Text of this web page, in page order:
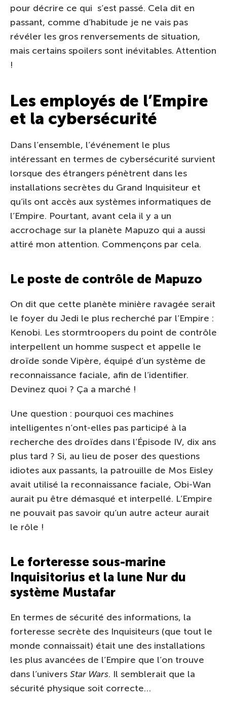
pour décrire ce qui s’est passé. Cela dit en
passant, comme d’habitude je ne vais pas
révéler les gros renversements de situation,
mais certains spoilers sont inévitables. Attention
!
Les employés de l’Empire
et la cybersécurité
Dans l’ensemble, l’événement le plus
intéressant en termes de cybersécurité survient
lorsque des étrangers pénètrent dans les
installations secrètes du Grand Inquisiteur et
qu’ils ont accès aux systèmes informatiques de
l’Empire. Pourtant, avant cela il y a un
accrochage sur la planète Mapuzo qui a aussi
attiré mon attention. Commençons par cela.
Le poste de contrôle de Mapuzo
On dit que cette planète minière ravagée serait
le foyer du Jedi le plus recherché par l’Empire :
Kenobi. Les stormtroopers du point de contrôle
interpellent un homme suspect et appelle le
droïde sonde Vipère, équipé d’un système de
reconnaissance faciale, afin de l’identifier.
Devinez quoi ? Ça a marché !
Une question : pourquoi ces machines
intelligentes n’ont-elles pas participé à la
recherche des droïdes dans l’Épisode IV, dix ans
plus tard ? Si, au lieu de poser des questions
idiotes aux passants, la patrouille de Mos Eisley
avait utilisé la reconnaissance faciale, Obi-Wan
aurait pu être démasqué et interpellé. L’Empire
ne pouvait pas savoir qu’un autre acteur aurait
le rôle !
Le forteresse sous-marine
Inquisitorius et la lune Nur du
système Mustafar
En termes de sécurité des informations, la
forteresse secrète des Inquisiteurs (que tout le
monde connaissait) était une des installations
les plus avancées de l’Empire que l’on trouve
dans l’univers Star Wars. Il semblerait que la
sécurité physique soit correcte…